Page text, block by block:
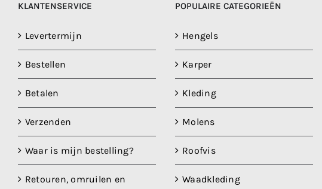
KLANTENSERVICE
Levertermijn
Bestellen
Betalen
Verzenden
Waar is mijn bestelling?
Retouren, omruilen en
POPULAIRE CATEGORIEËN
Hengels
Karper
Kleding
Molens
Roofvis
Waadkleding